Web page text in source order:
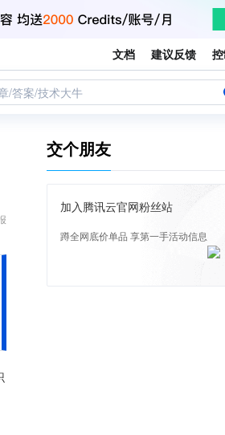
文档 建议反馈
/答案/技术大牛
交个朋友
加入腾讯云官网粉丝站
蹲全网底价单品 享第一手活动信息